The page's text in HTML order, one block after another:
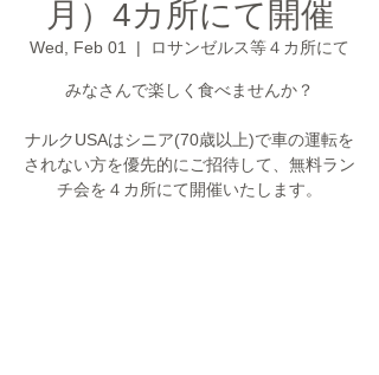
月）4カ所にて開催
Wed, Feb 01
  |
ロサンゼルス等４カ所にて
みなさんで楽しく食べませんか？
ナルクUSAはシニア(70歳以上)で車の運転を
されない方を優先的にご招待して、無料ラン
チ会を４カ所にて開催いたします。